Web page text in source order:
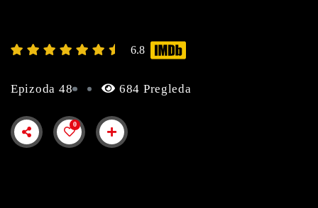
6.8
Epizoda 48 684 Pregleda
0